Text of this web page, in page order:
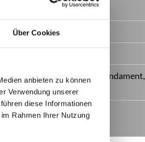
Über Cookies
anbieten zu können
Verwendung unserer
diese Informationen
Rahmen Ihrer Nutzung
Fundament bzw. Schraubfundament,